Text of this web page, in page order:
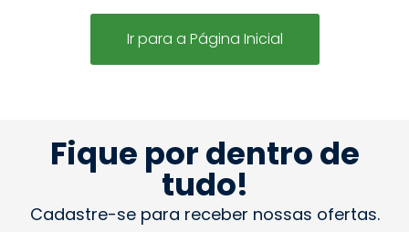
Ir para a Página Inicial
Fique por dentro de
tudo!
Cadastre-se para receber nossas ofertas.